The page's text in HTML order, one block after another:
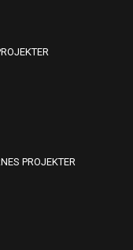
PROJEKTER